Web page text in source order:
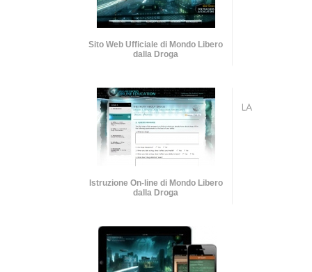
Sito Web Ufficiale di Mondo Libero
dalla Droga
Istruzione On-line di Mondo Libero
dalla Droga
LA